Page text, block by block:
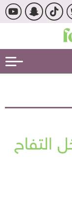
التفاح